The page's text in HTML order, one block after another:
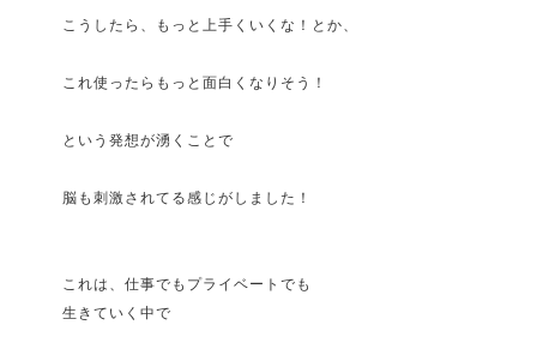
こうしたら、もっと上手くいくな！とか、
これ使ったらもっと面白くなりそう！
という発想が湧くことで
脳も刺激されてる感じがしました！
これは、仕事でもプライベートでも
生きていく中で